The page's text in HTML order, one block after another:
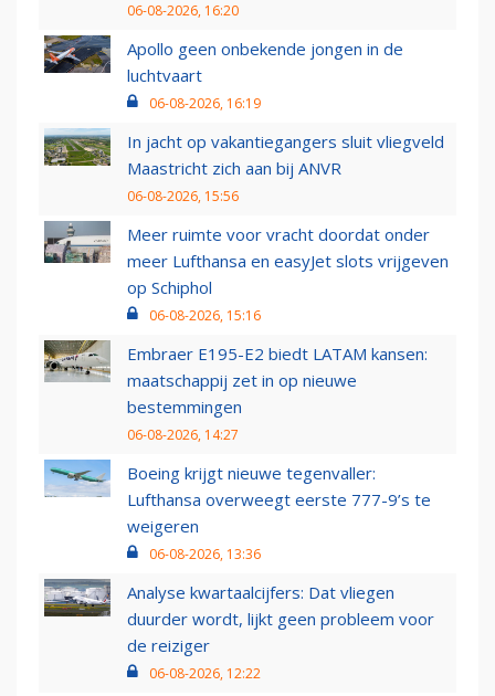
06-08-2026, 16:20
Apollo geen onbekende jongen in de
luchtvaart
06-08-2026, 16:19
In jacht op vakantiegangers sluit vliegveld
Maastricht zich aan bij ANVR
06-08-2026, 15:56
Meer ruimte voor vracht doordat onder
meer Lufthansa en easyJet slots vrijgeven
op Schiphol
06-08-2026, 15:16
Embraer E195-E2 biedt LATAM kansen:
maatschappij zet in op nieuwe
bestemmingen
06-08-2026, 14:27
Boeing krijgt nieuwe tegenvaller:
Lufthansa overweegt eerste 777-9’s te
weigeren
06-08-2026, 13:36
Analyse kwartaalcijfers: Dat vliegen
duurder wordt, lijkt geen probleem voor
de reiziger
06-08-2026, 12:22